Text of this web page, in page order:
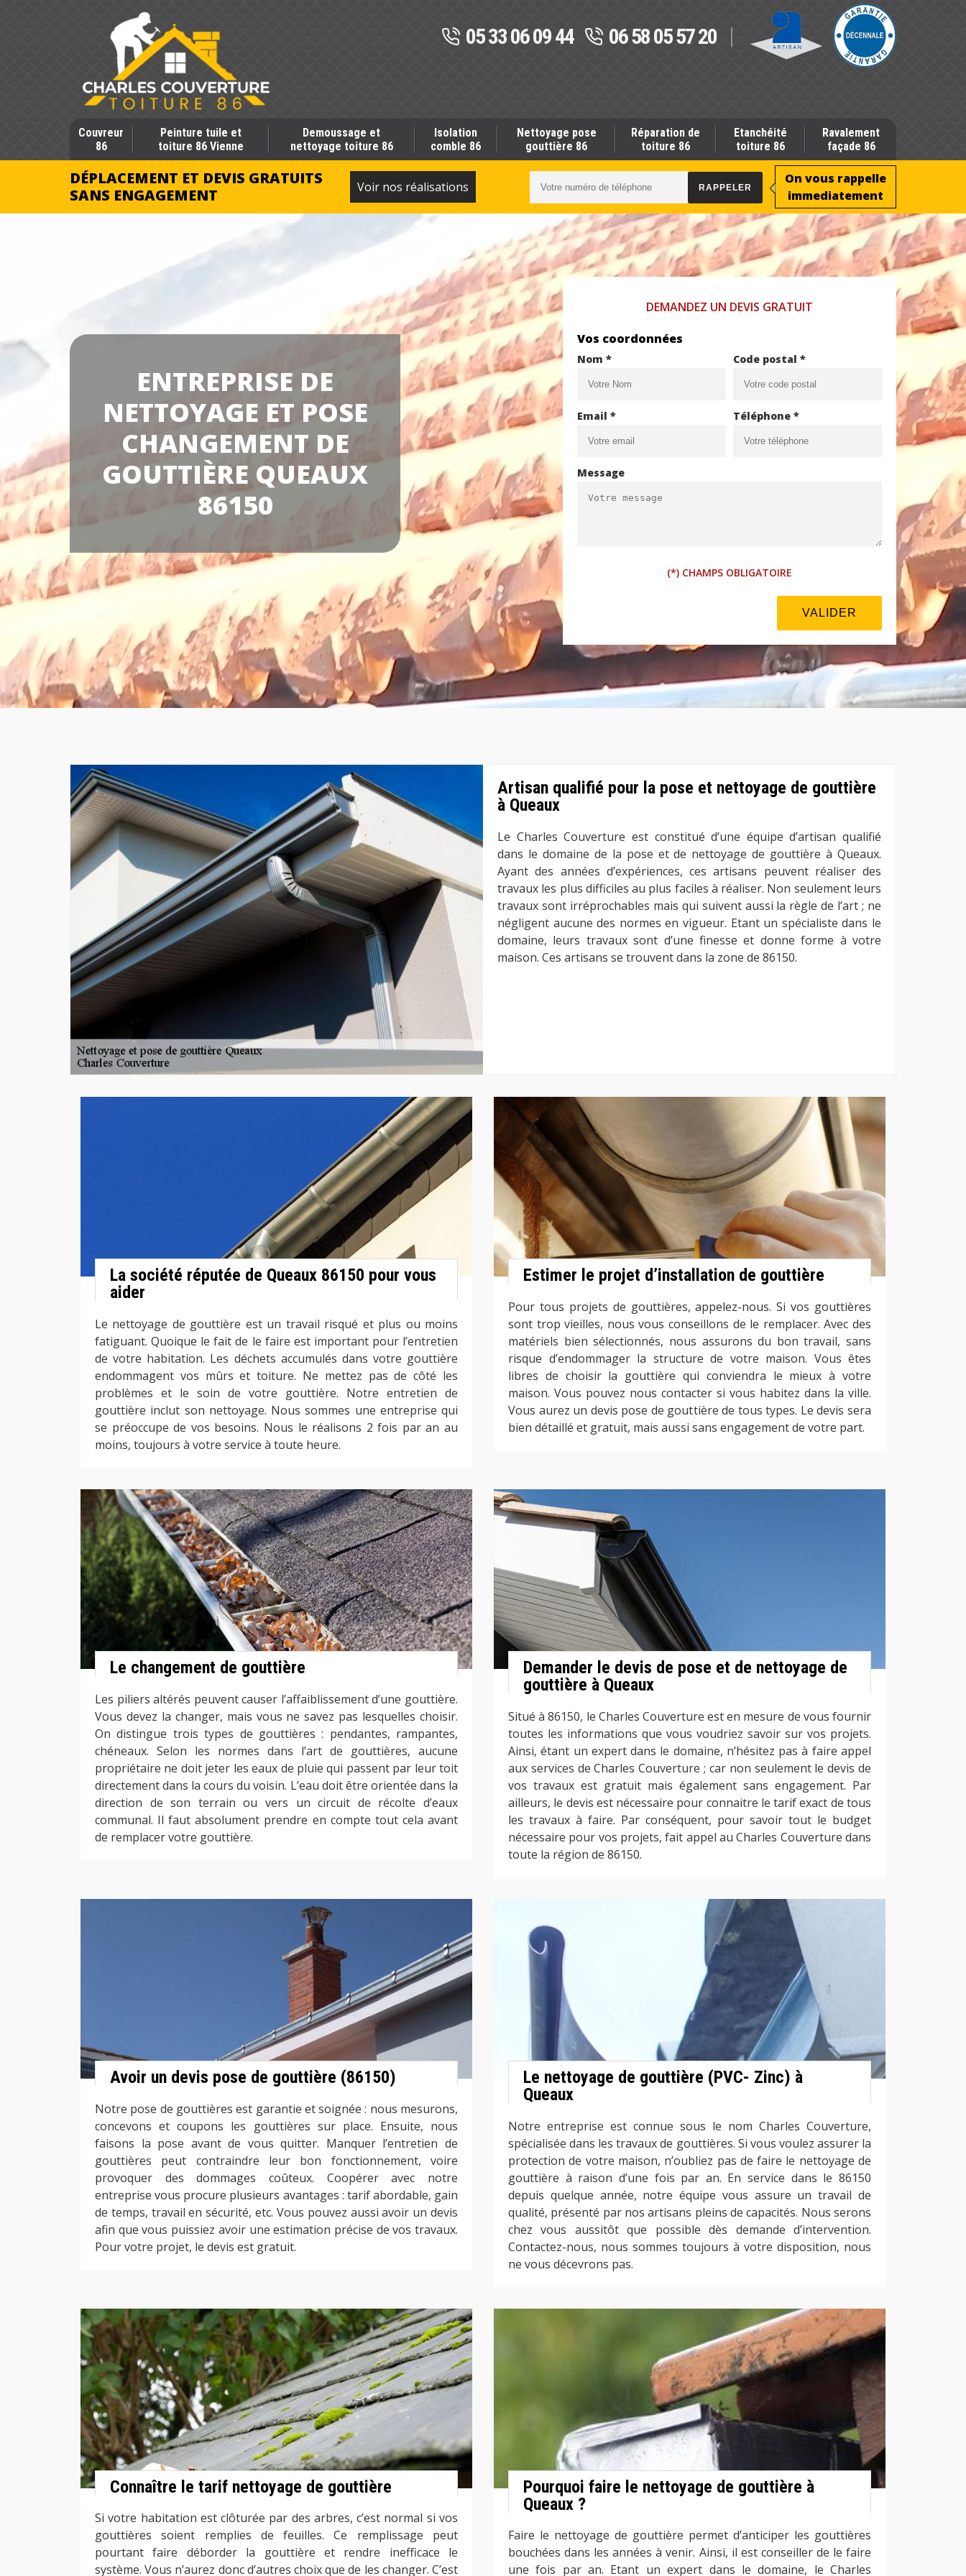
05 33 06 09 44 06 58 05 57 20
Couvreur
86
Peinture tuile et
toiture 86 Vienne
Demoussage et
nettoyage toiture 86
Isolation
comble 86
Nettoyage pose
gouttière 86
Réparation de
toiture 86
Etanchéité
toiture 86
Ravalement
façade 86
DÉPLACEMENT ET DEVIS GRATUITS
SANS ENGAGEMENT
Voir nos réalisations
On vous rappelle
immediatement
ENTREPRISE DE
NETTOYAGE ET POSE
CHANGEMENT DE
GOUTTIÈRE QUEAUX
86150
DEMANDEZ UN DEVIS GRATUIT
Vos coordonnées
Nom * Code postal *
Email * Téléphone *
Message
(*) CHAMPS OBLIGATOIRE
Artisan qualifié pour la pose et nettoyage de gouttière
à Queaux
Le Charles Couverture est constitué d’une équipe d’artisan qualifié
dans le domaine de la pose et de nettoyage de gouttière à Queaux.
Ayant des années d’expériences, ces artisans peuvent réaliser des
travaux les plus difficiles au plus faciles à réaliser. Non seulement leurs
travaux sont irréprochables mais qui suivent aussi la règle de l’art ; ne
négligent aucune des normes en vigueur. Etant un spécialiste dans le
domaine, leurs travaux sont d’une finesse et donne forme à votre
maison. Ces artisans se trouvent dans la zone de 86150.
La société réputée de Queaux 86150 pour vous
aider
Le nettoyage de gouttière est un travail risqué et plus ou moins
fatiguant. Quoique le fait de le faire est important pour l’entretien
de votre habitation. Les déchets accumulés dans votre gouttière
endommagent vos mûrs et toiture. Ne mettez pas de côté les
problèmes et le soin de votre gouttière. Notre entretien de
gouttière inclut son nettoyage. Nous sommes une entreprise qui
se préoccupe de vos besoins. Nous le réalisons 2 fois par an au
moins, toujours à votre service à toute heure.
Estimer le projet d’installation de gouttière
Pour tous projets de gouttières, appelez-nous. Si vos gouttières
sont trop vieilles, nous vous conseillons de le remplacer. Avec des
matériels bien sélectionnés, nous assurons du bon travail, sans
risque d’endommager la structure de votre maison. Vous êtes
libres de choisir la gouttière qui conviendra le mieux à votre
maison. Vous pouvez nous contacter si vous habitez dans la ville.
Vous aurez un devis pose de gouttière de tous types. Le devis sera
bien détaillé et gratuit, mais aussi sans engagement de votre part.
Le changement de gouttière
Les piliers altérés peuvent causer l’affaiblissement d’une gouttière.
Vous devez la changer, mais vous ne savez pas lesquelles choisir.
On distingue trois types de gouttières : pendantes, rampantes,
chéneaux. Selon les normes dans l’art de gouttières, aucune
propriétaire ne doit jeter les eaux de pluie qui passent par leur toit
directement dans la cours du voisin. L’eau doit être orientée dans la
direction de son terrain ou vers un circuit de récolte d’eaux
communal. Il faut absolument prendre en compte tout cela avant
de remplacer votre gouttière.
Demander le devis de pose et de nettoyage de
gouttière à Queaux
Situé à 86150, le Charles Couverture est en mesure de vous fournir
toutes les informations que vous voudriez savoir sur vos projets.
Ainsi, étant un expert dans le domaine, n’hésitez pas à faire appel
aux services de Charles Couverture ; car non seulement le devis de
vos travaux est gratuit mais également sans engagement. Par
ailleurs, le devis est nécessaire pour connaitre le tarif exact de tous
les travaux à faire. Par conséquent, pour savoir tout le budget
nécessaire pour vos projets, fait appel au Charles Couverture dans
toute la région de 86150.
Avoir un devis pose de gouttière (86150)
Notre pose de gouttières est garantie et soignée : nous mesurons,
concevons et coupons les gouttières sur place. Ensuite, nous
faisons la pose avant de vous quitter. Manquer l’entretien de
gouttières peut contraindre leur bon fonctionnement, voire
provoquer des dommages coûteux. Coopérer avec notre
entreprise vous procure plusieurs avantages : tarif abordable, gain
de temps, travail en sécurité, etc. Vous pouvez aussi avoir un devis
afin que vous puissiez avoir une estimation précise de vos travaux.
Pour votre projet, le devis est gratuit.
Le nettoyage de gouttière (PVC- Zinc) à
Queaux
Notre entreprise est connue sous le nom Charles Couverture,
spécialisée dans les travaux de gouttières. Si vous voulez assurer la
protection de votre maison, n’oubliez pas de faire le nettoyage de
gouttière à raison d’une fois par an. En service dans le 86150
depuis quelque année, notre équipe vous assure un travail de
qualité, présenté par nos artisans pleins de capacités. Nous serons
chez vous aussitôt que possible dès demande d’intervention.
Contactez-nous, nous sommes toujours à votre disposition, nous
ne vous décevrons pas.
Connaître le tarif nettoyage de gouttière
Si votre habitation est clôturée par des arbres, c’est normal si vos
gouttières soient remplies de feuilles. Ce remplissage peut
pourtant faire déborder la gouttière et rendre inefficace le
système. Vous n’aurez donc d’autres choix que de les changer. C’est
Pourquoi faire le nettoyage de gouttière à
Queaux ?
Faire le nettoyage de gouttière permet d’anticiper les gouttières
bouchées dans les années à venir. Ainsi, il est conseiller de le faire
une fois par an. Etant un expert dans le domaine, le Charles